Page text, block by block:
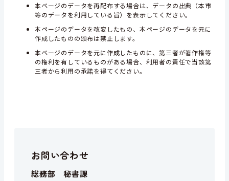
本ページのデータを再配布する場合は、データの出典（本市
等のデータを利用している旨）を表示してください。
本ページのデータを改変したもの、本ページのデータを元に
作成したものの頒布は禁止します。
本ページのデータを元に作成したものに、第三者が著作権等
の権利を有しているものがある場合、利用者の責任で当該第
三者から利用の承諾を得てください。
お問い合わせ
総務部 秘書課